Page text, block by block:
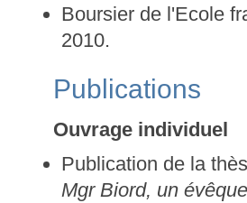
Boursier de l'Ecole
2010.
Publications
Ouvrage individuel
Publication de la
Mgr Biord, un